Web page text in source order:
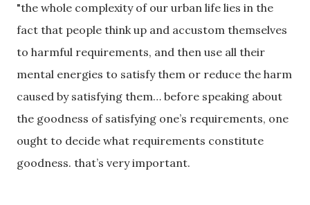
"the whole complexity of our urban life lies in the
fact that people think up and accustom themselves
to harmful requirements, and then use all their
mental energies to satisfy them or reduce the harm
caused by satisfying them… before speaking about
the goodness of satisfying one’s requirements, one
ought to decide what requirements constitute
goodness. that’s very important.